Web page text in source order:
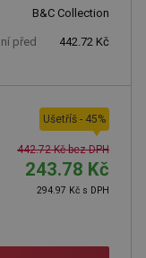
B&C Collection
před
442.72 Kč
Ušetříš - 45%
442.72 Kč bez DPH
243.78 Kč
294.97 Kč s DPH